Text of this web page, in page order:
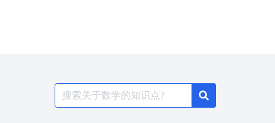
Search
for: